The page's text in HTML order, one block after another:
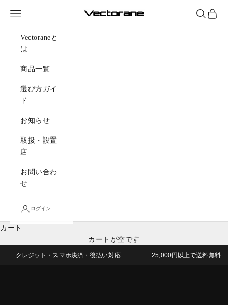
Vectorane official オ
メニュー 検索カート
Vectoraneと
は
商品一覧
選び方ガイ
ド
お知らせ
取扱・設置
店
お問い合わ
せ
ログイン
カート
カートが空です
クレジット・スマホ決済・後払い対応 25,000円以上で送料無料